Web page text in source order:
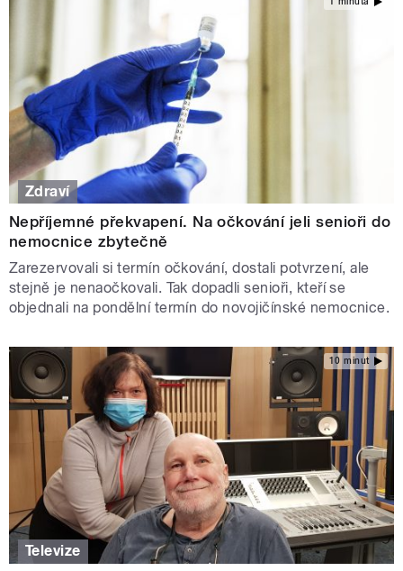
Zdraví
Nepříjemné překvapení. Na očkování jeli senioři do
nemocnice zbytečně
Zarezervovali si termín očkování, dostali potvrzení, ale
stejně je nenaočkovali. Tak dopadli senioři, kteří se
objednali na pondělní termín do novojičínské nemocnice.
10 minut
Televize